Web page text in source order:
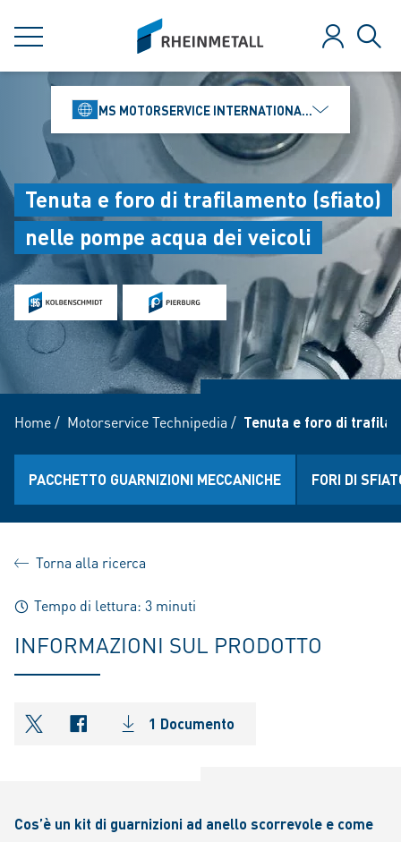
MENU
siteLogo
Login
MS MOTORSERVICE INTERNATIONAL GMBH
Tenuta e foro di trafilamento (sfiato)
nelle pompe acqua dei veicoli
Home/ Motorservice Technipedia / Tenuta e foro di
PACCHETTO GUARNIZIONI MECCANICHE FORI DI
Torna alla ricerca
Tempo di lettura: 3 minuti
INFORMAZIONI SUL PRODOTTO
shareOntwitter
shareOnfacebook
1 Documento
Cos’è un kit di guarnizioni ad anello scorrevole e come